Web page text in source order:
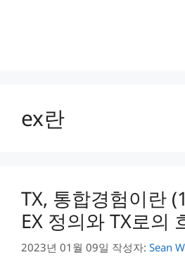
ex란
TX, 통합경험이란
EX 정의와 TX로의
2023년 01월 09일 작성자: Sean